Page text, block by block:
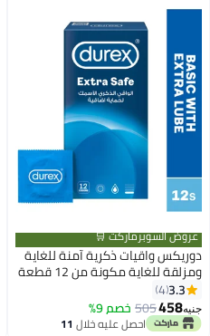
عروض السوبرماركت 🛒
دوريكس واقيات ذكرية آمنة للغاية
ومزلقة للغاية مكونة من 12 قطعة
لمزيد من الراحة
3.3
4
جنيه458
505 خصم 9%
احصل عليه خلال 11